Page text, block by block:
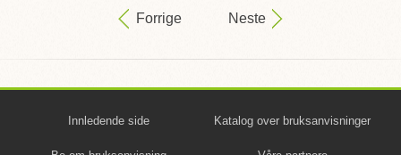
Forrige Neste
Innledende side Katalog over bruksanvisninger